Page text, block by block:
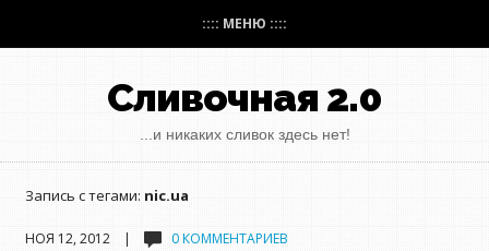
:::: МЕНЮ ::::
Сливочная 2.0
...и никаких сливок здесь нет!
Запись с тегами: nic.ua
НОЯ 12, 2012 | 0 КОММЕНТАРИЕВ